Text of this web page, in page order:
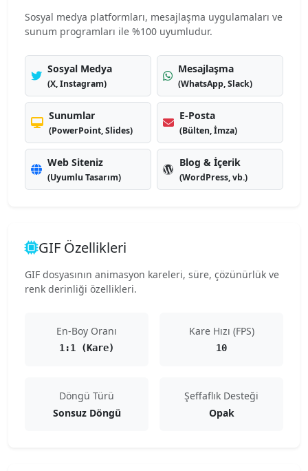
Sosyal medya platformları, mesajlaşma uygulamaları ve
sunum programları ile %100 uyumludur.
Sosyal Medya
(X, Instagram)
Mesajlaşma
(WhatsApp, Slack)
Sunumlar
(PowerPoint, Slides)
E-Posta
(Bülten, İmza)
Web Siteniz
(Uyumlu Tasarım)
Blog & İçerik
(WordPress, vb.)
GIF Özellikleri
GIF dosyasının animasyon kareleri, süre, çözünürlük ve
renk derinliği özellikleri.
En-Boy Oranı
1:1 (Kare)
Kare Hızı (FPS)
10
Döngü Türü
Sonsuz Döngü
Şeffaflık Desteği
Opak